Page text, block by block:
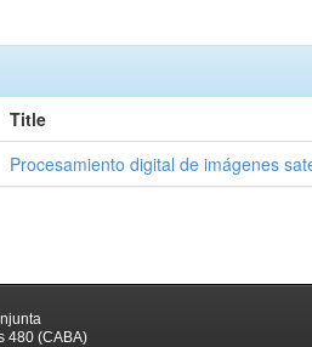
Title
Procesamiento digital de imágenes
480 (CABA)